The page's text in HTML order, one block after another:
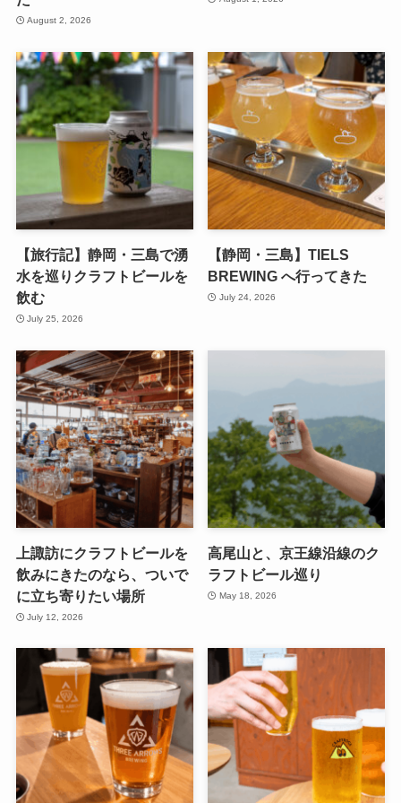
August 2, 2026
【旅行記】静岡・三島で湧
水を巡りクラフトビールを
飲む
July 25, 2026
【静岡・三島】TIELS
BREWING へ行ってきた
July 24, 2026
上諏訪にクラフトビールを
飲みにきたのなら、ついで
に立ち寄りたい場所
July 12, 2026
高尾山と、京王線沿線のク
ラフトビール巡り
May 18, 2026